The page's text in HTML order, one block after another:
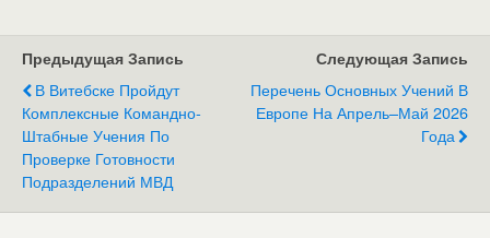
Предыдущая Запись
В Витебске Пройдут
Комплексные Командно-
Штабные Учения По
Проверке Готовности
Подразделений МВД
Следующая Запись
Перечень Основных Учений В
Европе На Апрель–Май 2026
Года